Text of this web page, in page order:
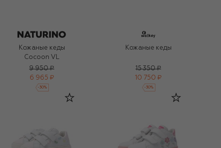
Кожаные кеды
Cocoon VL
9 950 ₽
6 965 ₽
-30%
Кожаные кеды
15 350 ₽
10 750 ₽
-30%